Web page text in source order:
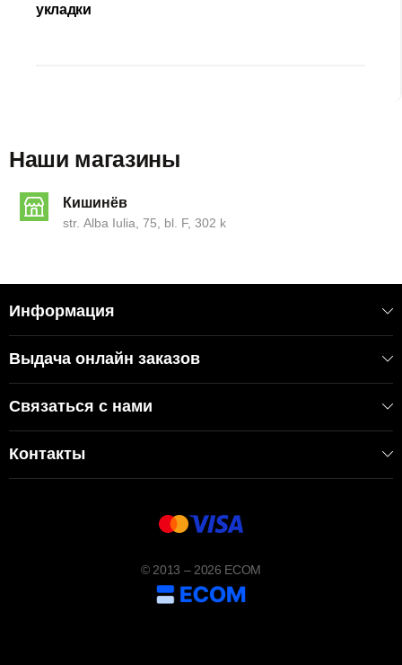
укладки
Наши магазины
Кишинёв
str. Alba Iulia, 75, bl. F, 302 k
Информация
Выдача онлайн заказов
Связаться с нами
Контакты
© 2013 – 2026 ECOM